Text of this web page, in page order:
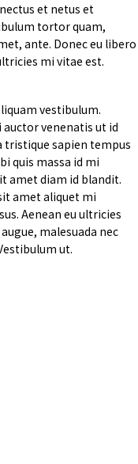
et netus et
tortor quam,
ante. Donec eu libero
mi vitae est.
vestibulum.
auctor venenatis ut id
tristique sapien tempus
quis massa id mi
amet diam id blandit.
amet aliquet mi
Aenean eu ultricies
malesuada nec
ut.